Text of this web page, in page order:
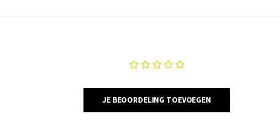
JE BEOORDELING TOEVOEGEN